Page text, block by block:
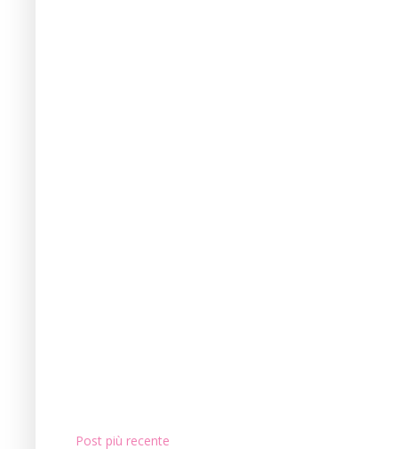
Post più recente